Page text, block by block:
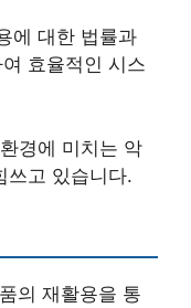
에 대한 법률과
효율적인 시스
경에 미치는 악
쓰고 있습니다.
의 재활용을 통